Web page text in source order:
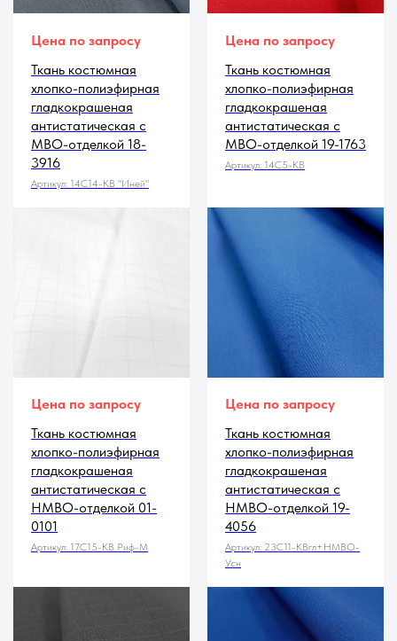
Цена по запросу
Ткань костюмная
хлопко-полиэфирная
гладкокрашеная
антистатическая с
МВО-отделкой 18-
3916
Артикул: 14С14-КВ "Иней"
Цена по запросу
Ткань костюмная
хлопко-полиэфирная
гладкокрашеная
антистатическая с
МВО-отделкой 19-1763
Артикул: 14С5-КВ
Цена по запросу
Ткань костюмная
хлопко-полиэфирная
гладкокрашеная
антистатическая с
НМВО-отделкой 01-
0101
Артикул: 17С15-КВ Риф-М
Цена по запросу
Ткань костюмная
хлопко-полиэфирная
гладкокрашеная
антистатическая с
НМВО-отделкой 19-
4056
Артикул: 23С11-КВгл+НМВО-
Усн